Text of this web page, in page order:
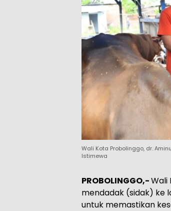
Wali Kota Probolinggo, dr.
Istimewa
PROBOLINGGO,-Wali
mendadak (sidak) ke
untuk memastikan